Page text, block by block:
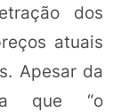
dos
atuais
Apesar da
que “o